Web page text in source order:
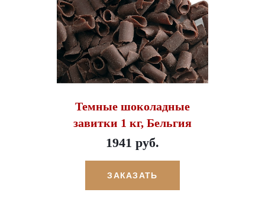
Темные шоколадные
завитки 1 кг, Бельгия
1941 руб.
ЗАКАЗАТЬ